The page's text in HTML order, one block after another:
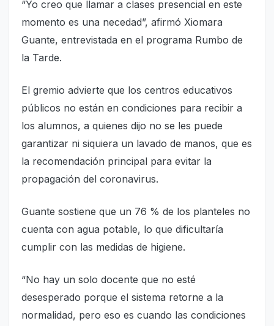
“Yo creo que llamar a clases presencial en este
momento es una necedad”, afirmó Xiomara
Guante, entrevistada en el programa Rumbo de
la Tarde.
El gremio advierte que los centros educativos
públicos no están en condiciones para recibir a
los alumnos, a quienes dijo no se les puede
garantizar ni siquiera un lavado de manos, que es
la recomendación principal para evitar la
propagación del coronavirus.
Guante sostiene que un 76 % de los planteles no
cuenta con agua potable, lo que dificultaría
cumplir con las medidas de higiene.
“No hay un solo docente que no esté
desesperado porque el sistema retorne a la
normalidad, pero eso es cuando las condiciones